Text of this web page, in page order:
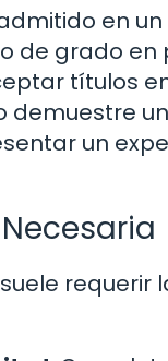
en
de grado
títulos
un